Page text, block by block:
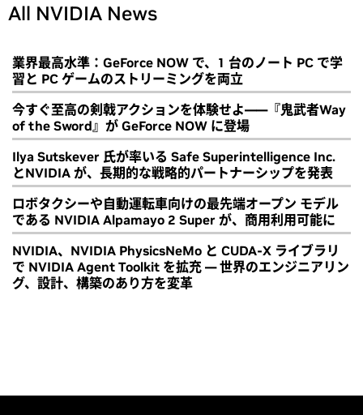
All NVIDIA News
業界最高水準：GeForce NOW で、1 台のノート PC で学
習と PC ゲームのストリーミングを両立
今すぐ至高の剣戟アクションを体験せよ――『鬼武者Way
of the Sword』が GeForce NOW に登場
Ilya Sutskever 氏が率いる Safe Superintelligence Inc.
とNVIDIA が、長期的な戦略的パートナーシップを発表
ロボタクシーや自動運転車向けの最先端オープン モデル
である NVIDIA Alpamayo 2 Super が、商用利用可能に
NVIDIA、NVIDIA PhysicsNeMo と CUDA-X ライブラリ
で NVIDIA Agent Toolkit を拡充 ― 世界のエンジニアリン
グ、設計、構築のあり方を変革